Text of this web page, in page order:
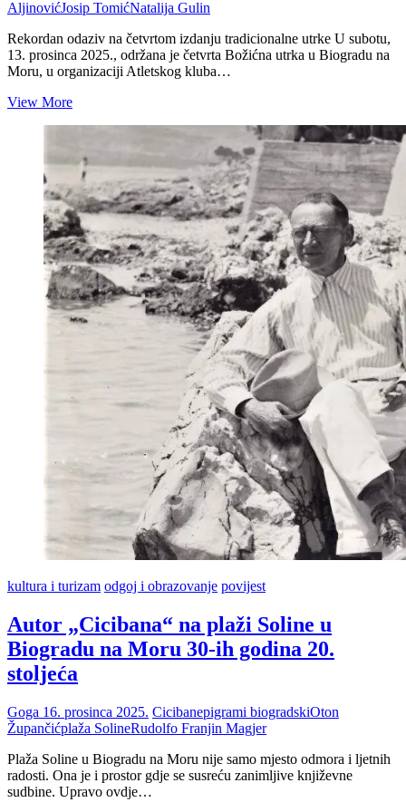
AljinovićJosip TomićNatalija Gulin
Rekordan odaziv na četvrtom izdanju tradicionalne utrke U subotu,
13. prosinca 2025., održana je četvrta Božićna utrka u Biogradu na
Moru, u organizaciji Atletskog kluba…
View MoreRekordan
u
Biogradu
na
Moru
s
više
od
300
sudionika
kultura i turizam odgoj i obrazovanje povijest
Autor „Cicibana“ na plaži Soline u
Biogradu na Moru 30-ih godina 20.
stoljeća
Goga 16. prosinca 2025. Cicibanepigrami biogradskiOton
Župančićplaža SolineRudolfo Franjin Magjer
Plaža Soline u Biogradu na Moru nije samo mjesto odmora i ljetnih
radosti. Ona je i prostor gdje se susreću zanimljive književne
sudbine. Upravo ovdje…